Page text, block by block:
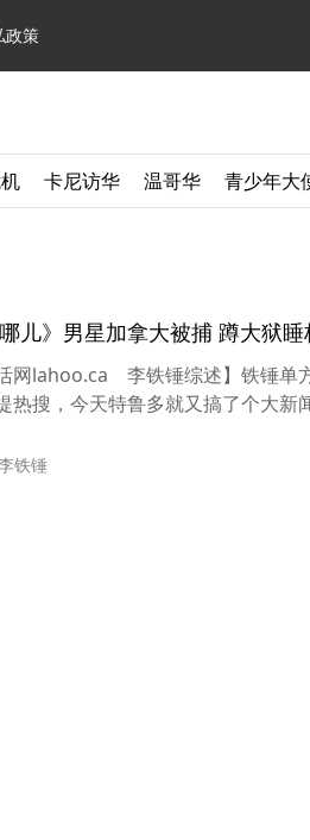
政策
卡尼访华 温哥华 青少年大
儿》男星加拿大被捕 蹲大狱
活网lahoo.ca 李铁锤综述】铁锤
热搜，今天特鲁多就又搞了个大
铁锤